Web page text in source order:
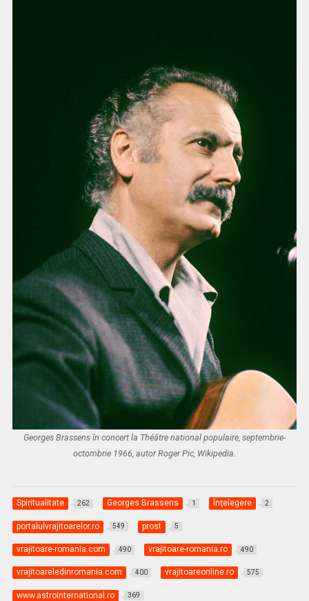
Georges Brassens în concert la Théâtre national populaire, septembrie-
octombrie 1966, autor Roger Pic, Wikipedia.
Spiritualitate 262 Georges Brassens 1 înţelegere 2
portalulvrajitoarelor.ro 549 prost 5
vrajitoare-romania.com 490 vrajitoare-romania.ro 490
vrajitoareledinromania.com 400 vrajitoareonline.ro 575
www.astrointernational.ro 369